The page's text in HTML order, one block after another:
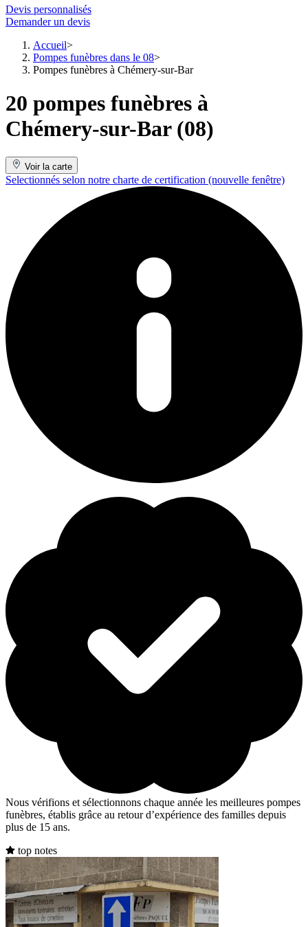
Devis personnalisés
Demander un devis
Accueil
Pompes funèbres dans le 08
Pompes funèbres à Chémery-sur-Bar
20 pompes funèbres à
Chémery-sur-Bar (08)
Voir la carte
Selectionnés selon notre charte de certification (nouvelle fenêtre)
Nous vérifions et sélectionnons chaque année les meilleures pompes
funèbres, établis grâce au retour d’expérience des familles depuis
plus de 15 ans.
top notes